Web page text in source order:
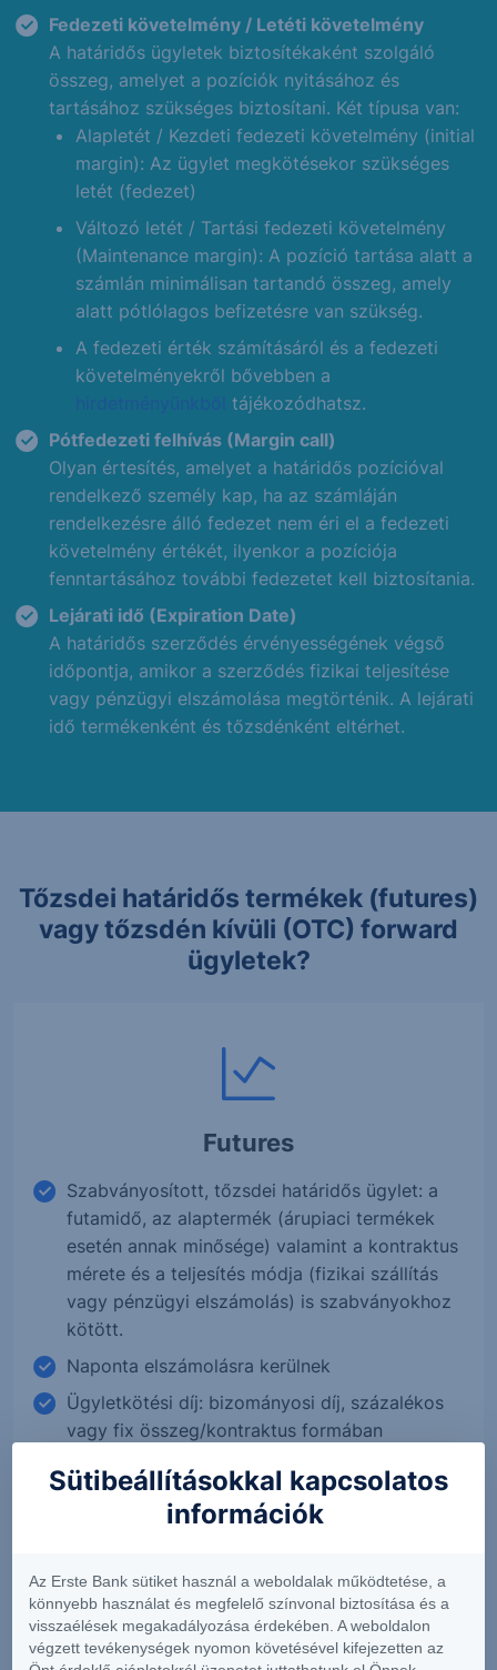
Fedezeti követelmény / Letéti követelmény
A határidős ügyletek biztosítékaként szolgáló
összeg, amelyet a pozíciók nyitásához és
tartásához szükséges biztosítani. Két típusa van:
Alapletét / Kezdeti fedezeti követelmény (initial
margin): Az ügylet megkötésekor szükséges
letét (fedezet)
Változó letét / Tartási fedezeti követelmény
(Maintenance margin): A pozíció tartása alatt a
számlán minimálisan tartandó összeg, amely
alatt pótlólagos befizetésre van szükség.
A fedezeti érték számításáról és a fedezeti
követelményekről bővebben a
hirdetményünkből tájékozódhatsz.
Pótfedezeti felhívás (Margin call)
Olyan értesítés, amelyet a határidős pozícióval
rendelkező személy kap, ha az számláján
rendelkezésre álló fedezet nem éri el a fedezeti
követelmény értékét, ilyenkor a pozíciója
fenntartásához további fedezetet kell biztosítania.
Lejárati idő (Expiration Date)
A határidős szerződés érvényességének végső
időpontja, amikor a szerződés fizikai teljesítése
vagy pénzügyi elszámolása megtörténik. A lejárati
idő termékenként és tőzsdénként eltérhet.
Tőzsdei határidős termékek (futures)
vagy tőzsdén kívüli (OTC) forward
ügyletek?
Futures
Szabványosított, tőzsdei határidős ügylet: a
futamidő, az alaptermék (árupiaci termékek
esetén annak minősége) valamint a kontraktus
mérete és a teljesítés módja (fizikai szállítás
vagy pénzügyi elszámolás) is szabványokhoz
kötött.
Naponta elszámolásra kerülnek
Ügyletkötési díj: bizományosi díj, százalékos
vagy fix összeg/kontraktus formában
Példák: Budapesti Értéktőzsdén jegyzett BUX
határidős index, vagy CME-n jegyzett NGH5
ticker kódú, 2025 márciusi lejáratú Henry Hub
Sütibeállításokkal kapcsolatos
információk
Az Erste Bank sütiket használ a weboldalak működtetése, a
könnyebb használat és megfelelő színvonal biztosítása és a
visszaélések megakadályozása érdekében. A weboldalon
végzett tevékenységek nyomon követésével kifejezetten az